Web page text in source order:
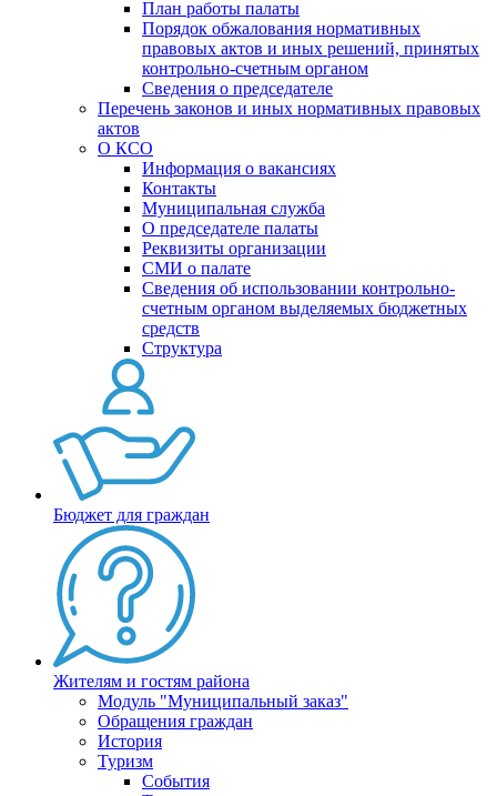
План работы палаты
Порядок обжалования нормативных
правовых актов и иных решений, принятых
контрольно-счетным органом
Сведения о председателе
Перечень законов и иных нормативных правовых
актов
О КСО
Информация о вакансиях
Контакты
Муниципальная служба
О председателе палаты
Реквизиты организации
СМИ о палате
Сведения об использовании контрольно-
счетным органом выделяемых бюджетных
средств
Структура
Бюджет для граждан
Жителям и гостям района
Модуль "Муниципальный заказ"
Обращения граждан
История
Туризм
События